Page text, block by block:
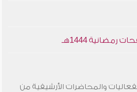
1444هـ
والمحاضرات الأرشيفية من